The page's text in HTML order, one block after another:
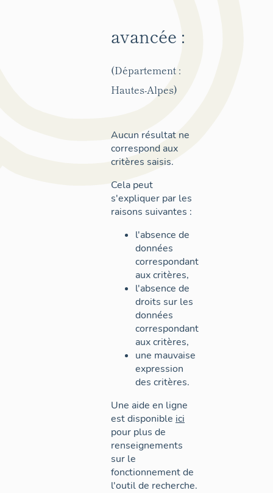
avancée :
(Département :
Hautes-Alpes)
Aucun résultat ne
correspond aux
critères saisis.
Cela peut
s'expliquer par les
raisons suivantes :
l'absence de
données
correspondant
aux critères,
l'absence de
droits sur les
données
correspondant
aux critères,
une mauvaise
expression
des critères.
Une aide en ligne
est disponible ici
pour plus de
renseignements
sur le
fonctionnement de
l'outil de recherche.